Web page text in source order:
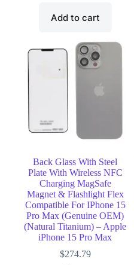
Add to cart
Back Glass With Steel
Plate With Wireless NFC
Charging MagSafe
Magnet & Flashlight Flex
Compatible For IPhone 15
Pro Max (Genuine OEM)
(Natural Titanium) – Apple
iPhone 15 Pro Max
$274.79